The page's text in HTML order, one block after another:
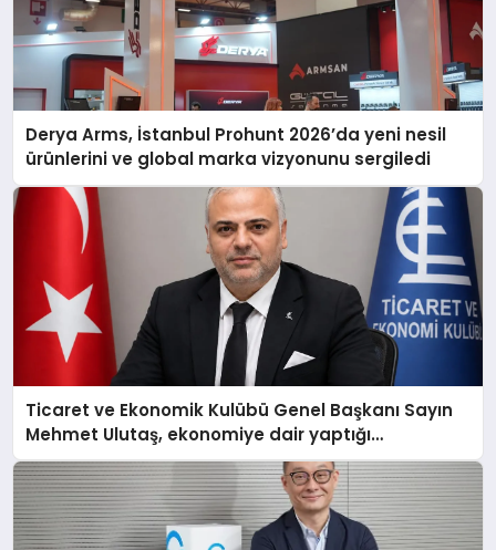
Derya Arms, İstanbul Prohunt 2026’da yeni nesil
ürünlerini ve global marka vizyonunu sergiledi
Ticaret ve Ekonomik Kulübü Genel Başkanı Sayın
Mehmet Ulutaş, ekonomiye dair yaptığı
açıklamada şunları kaydetti: